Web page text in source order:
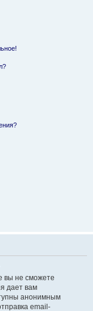
вы не сможете
дает вам
анонимным
email-